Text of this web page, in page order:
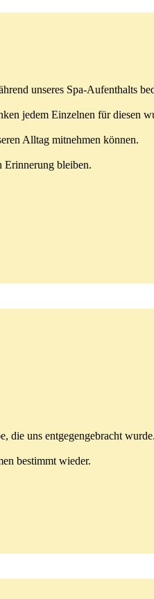
unseres Spa-Aufenthalts
jedem Einzelnen für diesen
Alltag mitnehmen können.
bleiben.
die uns entgegengebracht wurde.
bestimmt wieder.